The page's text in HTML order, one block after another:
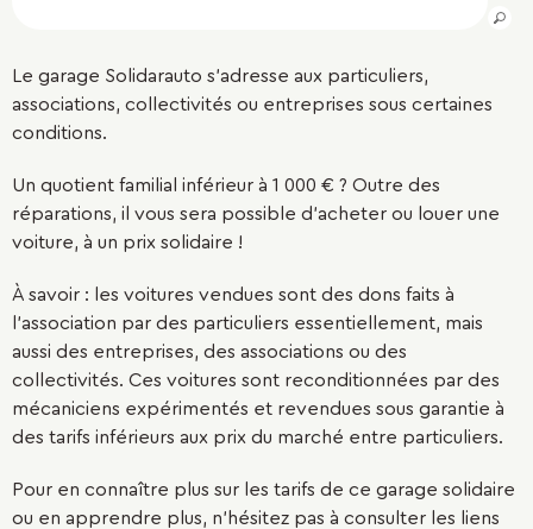
Le garage Solidarauto s'adresse aux particuliers,
associations, collectivités ou entreprises sous certaines
conditions.
Un quotient familial inférieur à 1 000 € ? Outre des
réparations, il vous sera possible d'acheter ou louer une
voiture, à un prix solidaire !
À savoir : les voitures vendues sont des dons faits à
l'association par des particuliers essentiellement, mais
aussi des entreprises, des associations ou des
collectivités. Ces voitures sont reconditionnées par des
mécaniciens expérimentés et revendues sous garantie à
des tarifs inférieurs aux prix du marché entre particuliers.
Pour en connaître plus sur les tarifs de ce garage solidaire
ou en apprendre plus, n'hésitez pas à consulter les liens